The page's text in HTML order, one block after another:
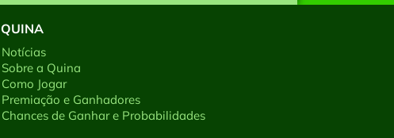
QUINA
Notícias
Sobre a Quina
Como Jogar
Premiação e Ganhadores
Chances de Ganhar e Probabilidades